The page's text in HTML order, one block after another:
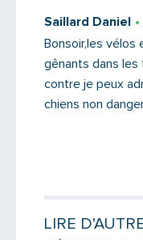
Saillard Daniel
Bonsoir,les
gênants dans les
contre je peux
chiens non
LIRE